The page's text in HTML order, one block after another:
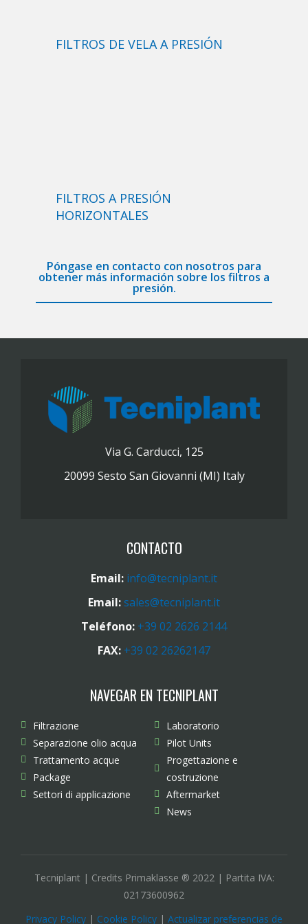
FILTROS DE VELA A PRESIÓN
FILTROS A PRESIÓN
HORIZONTALES
Póngase en contacto con nosotros para
obtener más información sobre los filtros a
presión.
Via G. Carducci, 125
20099 Sesto San Giovanni (MI) Italy
CONTACTO
Email: info@tecniplant.it
Email:sales@tecniplant.it
Teléfono: +39 02 2626 2144
FAX: +39 02 26262147
NAVEGAR EN TECNIPLANT
Filtrazione
Separazione olio acqua
Trattamento acque
Package
Settori di applicazione
Laboratorio
Pilot Units
Progettazione e
costruzione
Aftermarket
News
Tecniplant | Credits Primaklasse ® 2022 | Partita IVA:
02173600962
Privacy Policy | Cookie Policy | Actualizar preferencias de